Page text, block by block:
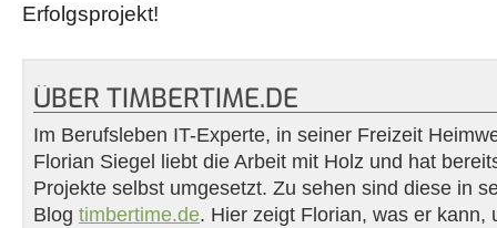
Erfolgsprojekt!
ÜBER TIMBERTIME.DE
Im Berufsleben IT-Experte, in seiner Freizeit
Florian Siegel liebt die Arbeit mit Holz und hat
Projekte selbst umgesetzt. Zu sehen sind diese in
Blog timbertime.de. Hier zeigt Florian, was er kann,